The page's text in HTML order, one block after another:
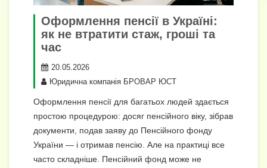
Оформлення пенсії в Україні:
як не втратити стаж, гроші та
час
20.05.2026
Юридична компанія БРОВАР ЮСТ
Оформлення пенсії для багатьох людей здається
простою процедурою: досяг пенсійного віку, зібрав
документи, подав заяву до Пенсійного фонду
України — і отримав пенсію. Але на практиці все
часто складніше. Пенсійний фонд може не